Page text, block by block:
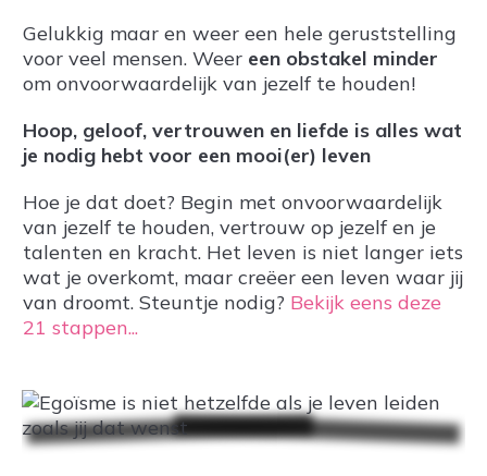
Gelukkig maar en weer een hele geruststelling
voor veel mensen. Weer een obstakel minder
om onvoorwaardelijk van jezelf te houden!
Hoop, geloof, vertrouwen en liefde is alles wat
je nodig hebt voor een mooi(er) leven
Hoe je dat doet? Begin met onvoorwaardelijk
van jezelf te houden, vertrouw op jezelf en je
talenten en kracht. Het leven is niet langer iets
wat je overkomt, maar creëer een leven waar jij
van droomt. Steuntje nodig? Bekijk eens deze
21 stappen...